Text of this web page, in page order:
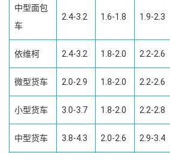
中型面包
车
2.4-3.2 1.6-1.8 1.9-2.3
依维柯 2.4-3.2 1.8-2.0 2.2-2.6
微型货车 2.0-2.9 1.8-2.0 2.2-2.6
小型货车 3.0-3.7 1.8-2.0 2.2-2.8
中型货车 3.8-4.3 2.0-2.6 2.9-3.4